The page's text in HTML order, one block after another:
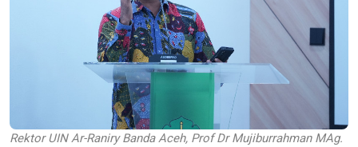
Rektor UIN Ar-Raniry Banda Aceh, Prof Dr Mujiburrahman MAg.